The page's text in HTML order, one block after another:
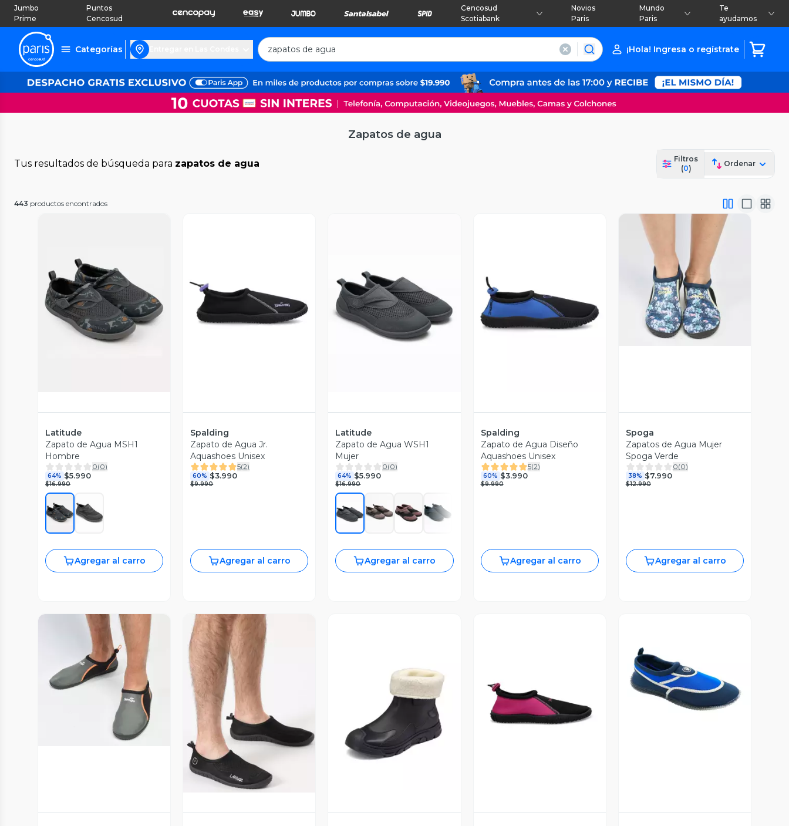
Jumbo
Prime
Puntos
Cencosud
Cencosud
Scotiabank
Novios
Paris
Mundo
Paris
Te
ayudamos
Categorías ¡Hola! Ingresa o regístrate
Zapatos de agua
Tus resultados de búsqueda para zapatos de agua
Filtros
(0)
Ordenar
443 productos encontrados
Vista Previa
Latitude
Zapato de Agua MSH1
Hombre
0(0)
64% $5.990
$16.990
Agregar al carro
Vista Previa
Spalding
Zapato de Agua Jr.
Aquashoes Unisex
5(2)
60% $3.990
$9.990
Agregar al carro
Vista Previa
Latitude
Zapato de Agua WSH1
Mujer
0(0)
64% $5.990
$16.990
Agregar al carro
Vista Previa
Spalding
Zapato de Agua Diseño
Aquashoes Unisex
5(2)
60% $3.990
$9.990
Agregar al carro
Vista Previa
Spoga
Zapatos de Agua Mujer
Spoga Verde
0(0)
38% $7.990
$12.990
Agregar al carro
Vista Previa
Vista Previa Vista Previa Vista Previa
Vista Previa